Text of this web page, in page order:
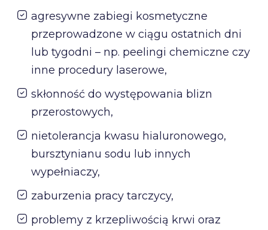
agresywne zabiegi kosmetyczne
przeprowadzone w ciągu ostatnich dni
lub tygodni – np. peelingi chemiczne czy
inne procedury laserowe,
skłonność do występowania blizn
przerostowych,
nietolerancja kwasu hialuronowego,
bursztynianu sodu lub innych
wypełniaczy,
zaburzenia pracy tarczycy,
problemy z krzepliwością krwi oraz